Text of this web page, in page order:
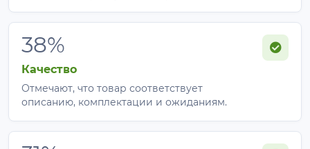
38%
Качество
Отмечают, что товар соответствует
описанию, комплектации и ожиданиям.